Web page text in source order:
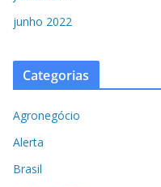
junho 2022
Categorias
Agronegócio
Alerta
Brasil